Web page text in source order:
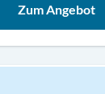
Zum Angebot